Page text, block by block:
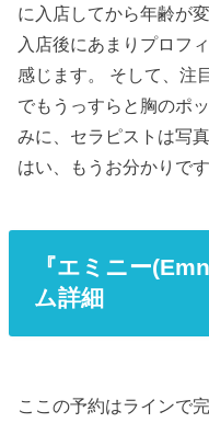
に入店してから年齢が
入店後にあまりプロフ
感じます。 そして、注
でもうっすらと胸のポ
みに、セラピストは写
はい、もうお分かりで
『エミニー
ム詳細
ここの予約はラインで